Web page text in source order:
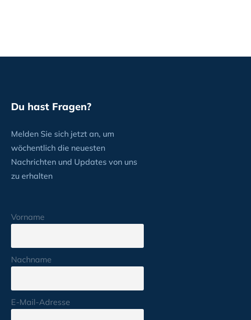
Du hast Fragen?
Melden Sie sich jetzt an, um
wöchentlich die neuesten
Nachrichten und Updates von uns
zu erhalten
Vorname
Nachname
E-Mail-Adresse